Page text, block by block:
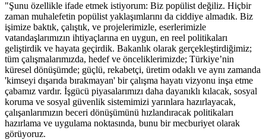
"Şunu özellikle ifade etmek istiyorum: Biz popülist değiliz. Hiçbir
zaman muhalefetin popülist yaklaşımlarını da ciddiye almadık. Biz
işimize baktık, çalıştık, ve projelerimizle, eserlerimizle
vatandaşlarımızın ihtiyaçlarına en uygun, en reel politikaları
geliştirdik ve hayata geçirdik. Bakanlık olarak gerçekleştirdiğimiz;
tüm çalışmalarımızda, hedef ve önceliklerimizde; Türkiye’nin
küresel dönüşümde; güçlü, rekabetçi, üretim odaklı ve aynı zamanda
'kimseyi dışarıda bırakmayan' bir çalışma hayatı vizyonu inşa etme
çabamız vardır. İşgücü piyasalarımızı daha dayanıklı kılacak, sosyal
koruma ve sosyal güvenlik sistemimizi yarınlara hazırlayacak,
çalışanlarımızın beceri dönüşümünü hızlandıracak politikaları
hazırlama ve uygulama noktasında, bunu bir mecburiyet olarak
görüyoruz.